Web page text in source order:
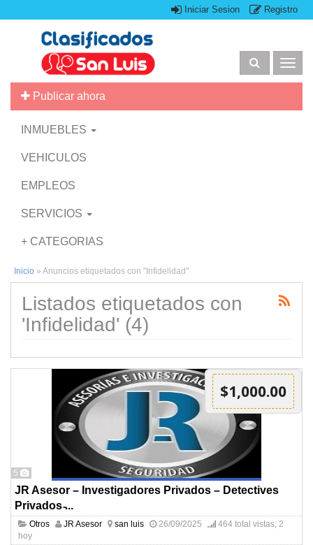
Iniciar Sesion Registro
Publicar ahora
INMUEBLES
VEHICULOS
EMPLEOS
SERVICIOS
+ CATEGORIAS
Inicio » Anuncios etiquetados con "Infidelidad"
Listados etiquetados con
'Infidelidad' (4)
5
$1,000.00
JR Asesor – Investigadores Privados – Detectives
Privados ̵...
Otros JR Asesor san luis 26/09/2025
464 total vistas, 2
hoy